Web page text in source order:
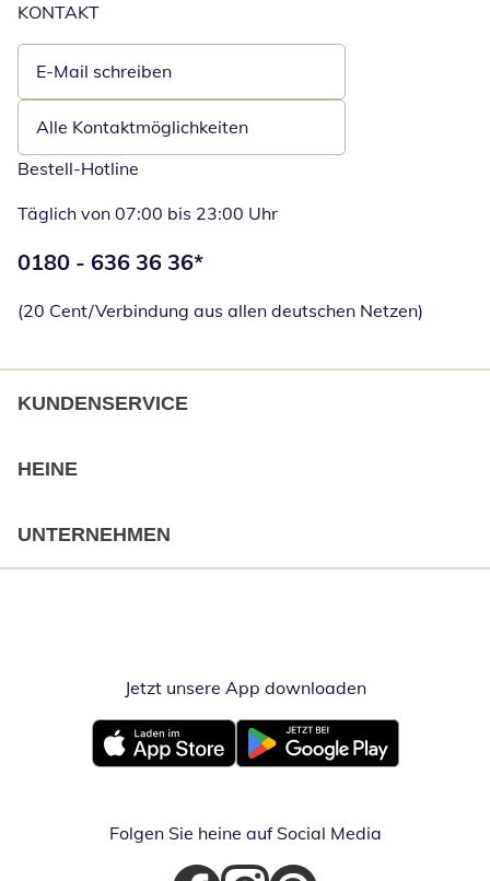
KONTAKT
E-Mail schreiben
Öffnet E-Mail-Client
Alle Kontaktmöglichkeiten
Bestell-Hotline
Täglich von 07:00 bis 23:00 Uhr
Telefonnummer:
0180 - 636 36 36*
(20 Cent/Verbindung aus allen deutschen Netzen)
KUNDENSERVICE
HEINE
UNTERNEHMEN
Jetzt unsere App downloadenÖffnet in
Öffnet in neuem FensterÖffnet in neuem Fenster
Folgen Sie heine auf Social Media